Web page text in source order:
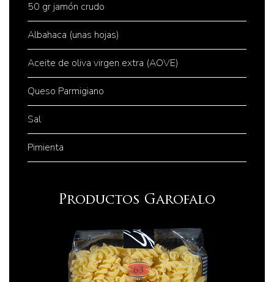
50 gr jamón crudo
Albahaca (unas hojas)
Aceite de oliva virgen extra (AOVE)
Queso Parmigiano
Sal
Pimienta
Productos Garofalo